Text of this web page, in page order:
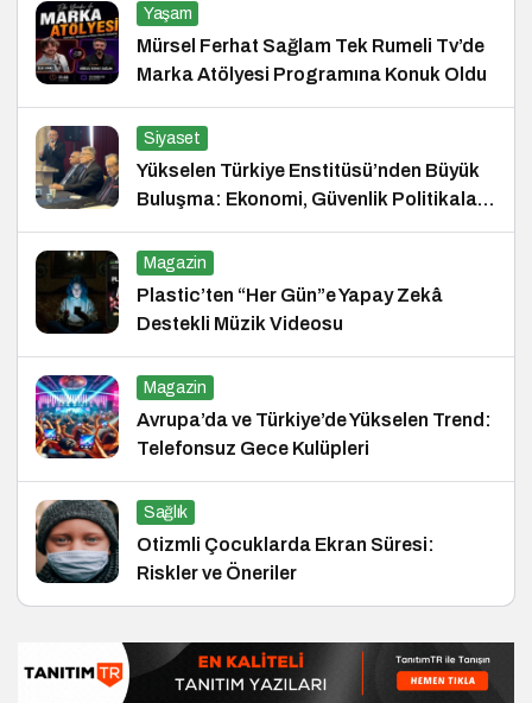
Yaşam
Mürsel Ferhat Sağlam Tek Rumeli Tv’de
Marka Atölyesi Programına Konuk Oldu
Siyaset
Yükselen Türkiye Enstitüsü’nden Büyük
Buluşma: Ekonomi, Güvenlik Politikaları
ve Hukuk Konferansı
Magazin
Plastic’ten “Her Gün”e Yapay Zekâ
Destekli Müzik Videosu
Magazin
Avrupa’da ve Türkiye’de Yükselen Trend:
Telefonsuz Gece Kulüpleri
Sağlık
Otizmli Çocuklarda Ekran Süresi:
Riskler ve Öneriler